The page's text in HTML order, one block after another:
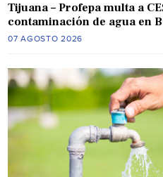
Tijuana – Profepa multa a
contaminación de agua en
07 AGOSTO 2026